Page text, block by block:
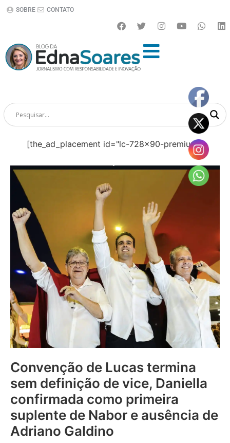
SOBRE CONTATO
[the_ad_placement id="lc-728x90-premium"]
Convenção de Lucas termina
sem definição de vice, Daniella
confirmada como primeira
suplente de Nabor e ausência de
Adriano Galdino